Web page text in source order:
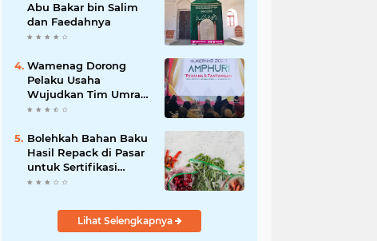
Abu Bakar bin Salim
dan Faedahnya
Wamenag Dorong
Pelaku Usaha
Wujudkan Tim Umrah
dan Haji Indonesia
Bolehkah Bahan Baku
Hasil Repack di Pasar
untuk Sertifikasi
Halal? Ini
Lihat Selengkapnya